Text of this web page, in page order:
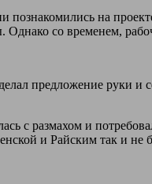
познакомились на
со временем,
предложение руки
с размахом и
и Райским так и не